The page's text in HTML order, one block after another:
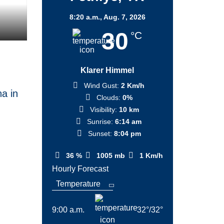
in
8:20 a.m., Aug. 7, 2026
30 °C
Klarer Himmel
36 % 1005 mb 1 Km/h
Wind Gust: 2 Km/h
Clouds: 0%
Visibility: 10 km
Sunrise: 6:14 am
Sunset: 8:04 pm
Hourly Forecast
9:00 a.m. 32°/32°